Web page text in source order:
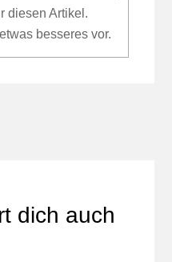
diesen Artikel.
besseres vor.
dich auch